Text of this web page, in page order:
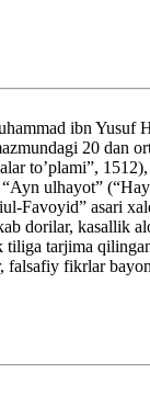
ibn Yusuf
20 dan
to’plami”,
“Ayn ulhayot”
Favoyid” asari
dorilar, kasallik
tiliga tarjima
falsafiy fikrlar